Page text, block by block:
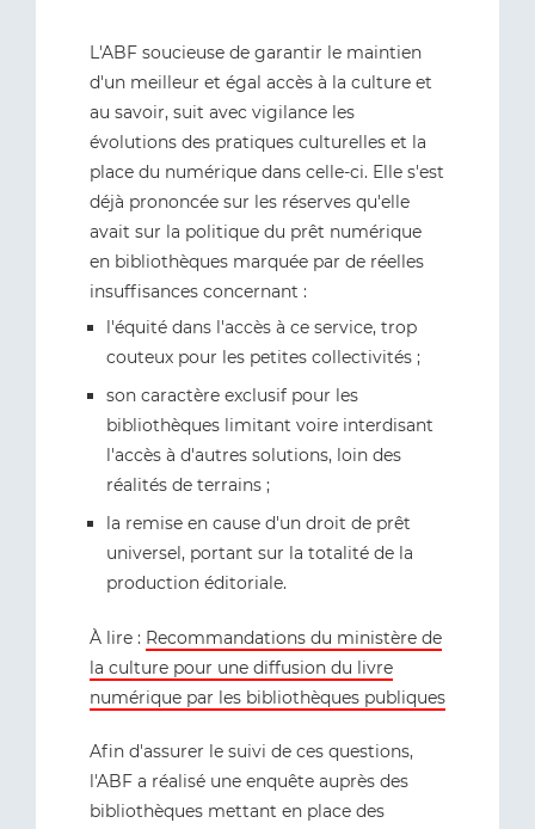
L'ABF soucieuse de garantir le maintien
d'un meilleur et égal accès à la culture et
au savoir, suit avec vigilance les
évolutions des pratiques culturelles et la
place du numérique dans celle-ci. Elle s'est
déjà prononcée sur les réserves qu'elle
avait sur la politique du prêt numérique
en bibliothèques marquée par de réelles
insuffisances concernant :
l'équité dans l'accès à ce service, trop
couteux pour les petites collectivités ;
son caractère exclusif pour les
bibliothèques limitant voire interdisant
l'accès à d'autres solutions, loin des
réalités de terrains ;
la remise en cause d'un droit de prêt
universel, portant sur la totalité de la
production éditoriale.
À lire : Recommandations du ministère de
la culture pour une diffusion du livre
numérique par les bibliothèques publiques
Afin d'assurer le suivi de ces questions,
l'ABF a réalisé une enquête auprès des
bibliothèques mettant en place des